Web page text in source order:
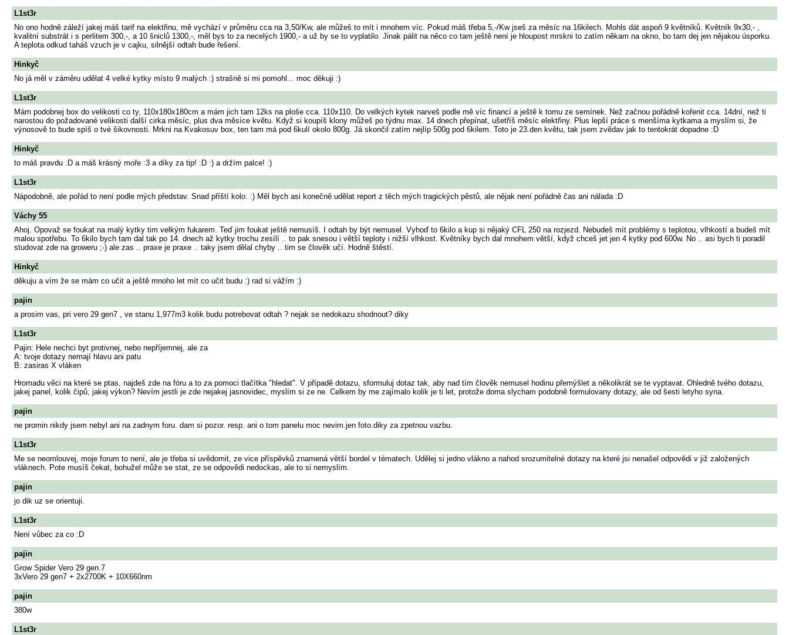
L1st3r
No ono hodně záleží jakej máš tarif na elektřinu, mě vychází v průměru cca na 3,50/Kw, ale můžeš to mít i mnohem víc. Pokud máš třeba 5,-/Kw jseš za měsíc na 16kilech. Mohls dát aspoň 9 květníků. Květník 9x30,- ,
kvalitní substrát i s perlitem 300,-, a 10 šniclů 1300,-, měl bys to za necelých 1900,- a už by se to vyplatilo. Jinak pálit na něco co tam ještě není je hloupost mrskni to zatím někam na okno, bo tam dej jen nějakou úsporku.
A teplota odkud taháš vzuch je v cajku, silnější odtah bude řešení.
Hinkyč
No já měl v záměru udělat 4 velké kytky místo 9 malých :) strašně si mi pomohl... moc děkuji :)
L1st3r
Mám podobnej box do velikosti co ty, 110x180x180cm a mám jich tam 12ks na ploše cca. 110x110. Do velkých kytek narveš podle mě víc financí a ještě k tomu ze semínek. Než začnou pořádně kořenit cca. 14dní, než ti
narostou do požadované velikosti další cirka měsíc, plus dva měsíce květu. Když si koupíš klony můžeš po týdnu max. 14 dnech přepínat, ušetříš měsíc elektřiny. Plus lepší práce s menšíma kytkama a myslím si, že
výnosově to bude spíš o tvé šikovnosti. Mrkni na Kvakosuv box, ten tam má pod 6kulí okolo 800g. Já skončil zatím nejlíp 500g pod 6kilem. Toto je 23.den květu, tak jsem zvědav jak to tentokrát dopadne :D
Hinkyč
to máš pravdu :D a máš krásný moře :3 a díky za tip! :D :) a držím palce! :)
L1st3r
Nápodobně, ale pořád to není podle mých představ. Snad příští kolo. :) Měl bych asi konečně udělat report z těch mých tragických pěstů, ale nějak není pořádně čas ani nálada :D
Váchy 55
Ahoj. Opovaž se foukat na malý kytky tim velkým fukarem. Teď jim foukat ještě nemusíš. I odtah by být nemusel. Vyhoď to 6kilo a kup si nějaký CFL 250 na rozjezd. Nebudeš mít problémy s teplotou, vlhkostí a budeš mít
malou spotřebu. To 6kilo bych tam dal tak po 14. dnech až kytky trochu zesílí .. to pak snesou i větší teploty i nižší vlhkost. Květníky bych dal mnohem větší, když chceš jet jen 4 kytky pod 600w. No .. asi bych ti poradil
studovat zde na groweru ;-) ale zas .. praxe je praxe .. taky jsem dělal chyby .. tim se člověk učí. Hodně štěstí.
Hinkyč
děkuju a vím že se mám co učit a ještě mnoho let mít co učit budu :) rad si vážím :)
pajin
a prosim vas, pri vero 29 gen7 , ve stanu 1,977m3 kolik budu potrebovat odtah ? nejak se nedokazu shodnout? diky
L1st3r
Pajin: Hele nechci byt protivnej, nebo nepříjemnej, ale za
A: tvoje dotazy nemají hlavu ani patu
B: zasiras X vláken
Hromadu věci na které se ptas, najdeš zde na fóru a to za pomoci tlačítka "hledat". V případě dotazu, sformuluj dotaz tak, aby nad tím člověk nemusel hodinu přemýšlet a několikrát se te vyptavat. Ohledně tvého dotazu,
jakej panel, kolik čipů, jakej výkon? Nevím jestli je zde nejakej jasnovidec, myslím si ze ne. Celkem by me zajímalo kolik je ti let, protože doma slycham podobně formulovany dotazy, ale od šesti letyho syna.
pajin
ne promin nikdy jsem nebyl ani na zadnym foru. dam si pozor. resp. ani o tom panelu moc nevim.jen foto.diky za zpetnou vazbu.
L1st3r
Me se neomlouvej, moje forum to není, ale je třeba si uvědomit, ze vice příspěvků znamená větší bordel v tématech. Udělej si jedno vlákno a nahod srozumitelné dotazy na které jsi nenašel odpovědi v již založených
vláknech. Pote musíš čekat, bohužel může se stat, ze se odpovědi nedockas, ale to si nemyslím.
pajin
jo dik uz se orientuji.
L1st3r
Není vůbec za co :D
pajin
Grow Spider Vero 29 gen.7
3xVero 29 gen7 + 2x2700K + 10X660nm
pajin
380w
L1st3r